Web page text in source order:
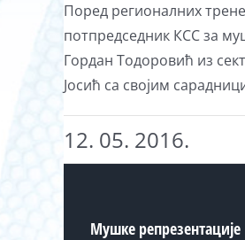
Поред регионалних
потпредседник КСС за
Гордан Тодоровић из
Јосић са својим
12. 05. 2016.
Мушке репрезентације